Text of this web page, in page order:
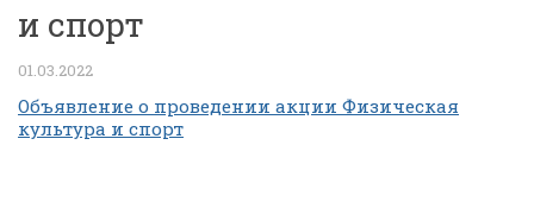
и спорт
01.03.2022
Объявление о проведении акции Физическая
культура и спорт